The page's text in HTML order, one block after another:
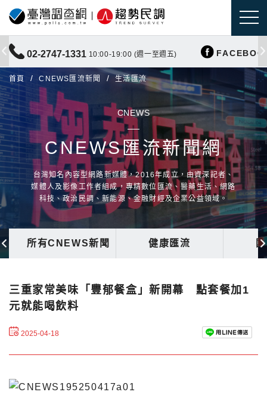
02-2747-1331 10:00-19:00 (週一至週五)
首頁 CNEWS匯流新聞 生活匯流
CNEWS
CNEWS匯流新聞網
台灣知名內容型網路新媒體，2016年成立，由資深記者、
媒體人及影像工作者組成，專精數位匯流、醫藥生活、網路
科技、政治民調、新能源、金融財經及企業公益領域。
所有CNEWS新聞 健康匯流
三重家常美味「豐郁餐盒」新開幕 點套餐加1
元就能喝飲料
2025-04-18